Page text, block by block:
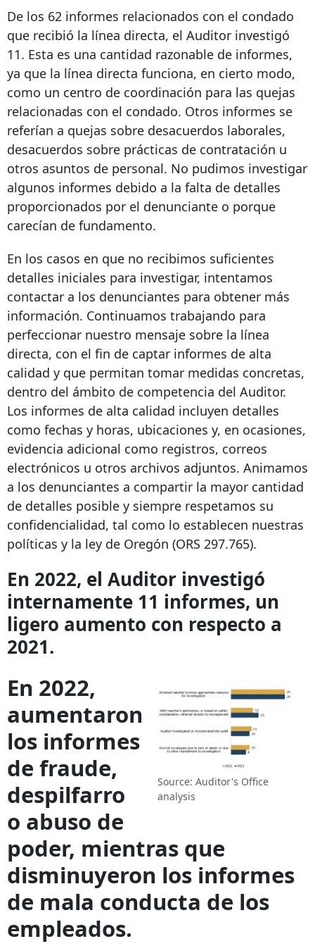
De los 62 informes relacionados con el condado
que recibió la línea directa, el Auditor investigó
11. Esta es una cantidad razonable de informes,
ya que la línea directa funciona, en cierto modo,
como un centro de coordinación para las quejas
relacionadas con el condado. Otros informes se
referían a quejas sobre desacuerdos laborales,
desacuerdos sobre prácticas de contratación u
otros asuntos de personal. No pudimos investigar
algunos informes debido a la falta de detalles
proporcionados por el denunciante o porque
carecían de fundamento.
En los casos en que no recibimos suficientes
detalles iniciales para investigar, intentamos
contactar a los denunciantes para obtener más
información. Continuamos trabajando para
perfeccionar nuestro mensaje sobre la línea
directa, con el fin de captar informes de alta
calidad y que permitan tomar medidas concretas,
dentro del ámbito de competencia del Auditor.
Los informes de alta calidad incluyen detalles
como fechas y horas, ubicaciones y, en ocasiones,
evidencia adicional como registros, correos
electrónicos u otros archivos adjuntos. Animamos
a los denunciantes a compartir la mayor cantidad
de detalles posible y siempre respetamos su
confidencialidad, tal como lo establecen nuestras
políticas y la ley de Oregón (ORS 297.765).
En 2022, el Auditor investigó
internamente 11 informes, un
ligero aumento con respecto a
2021.
Source: Auditor's Office
analysis
En 2022,
aumentaron
los informes
de fraude,
despilfarro
o abuso de
poder, mientras que
disminuyeron los informes
de mala conducta de los
empleados.